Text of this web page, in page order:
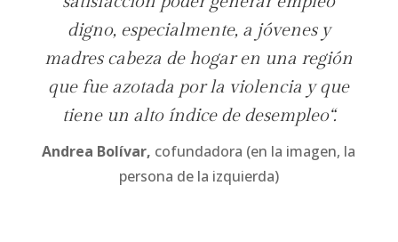
digno, especialmente, a jóvenes y
madres cabeza de hogar en una región
que fue azotada por la violencia y que
tiene un alto índice de desempleo“.
Andrea Bolívar, cofundadora (en la imagen, la
persona de la izquierda)